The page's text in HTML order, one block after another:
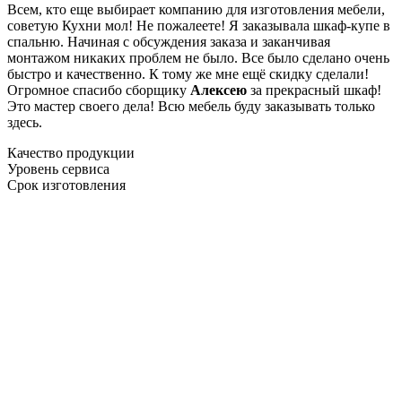
Всем, кто еще выбирает компанию для изготовления мебели,
советую Кухни мол! Не пожалеете! Я заказывала шкаф-купе в
спальню. Начиная с обсуждения заказа и заканчивая
монтажом никаких проблем не было. Все было сделано очень
быстро и качественно. К тому же мне ещё скидку сделали!
Огромное спасибо сборщику Алексею за прекрасный шкаф!
Это мастер своего дела! Всю мебель буду заказывать только
здесь.
Качество продукции
Уровень сервиса
Срок изготовления